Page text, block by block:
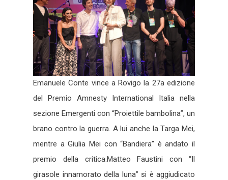
Emanuele Conte vince a Rovigo la 27a edizione
del Premio Amnesty International Italia nella
sezione Emergenti con “Proiettile bambolina”, un
brano contro la guerra. A lui anche la Targa Mei,
mentre a Giulia Mei con “Bandiera” è andato il
premio della critica.Matteo Faustini con “Il
girasole innamorato della luna” si è aggiudicato